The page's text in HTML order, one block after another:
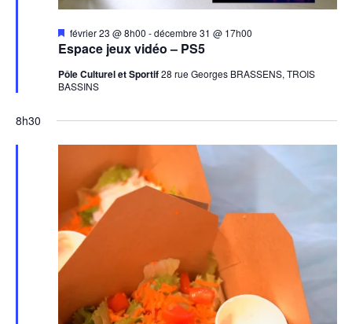
Espace jeux vidéo – PS5
Mis
en
avant
février 23 @ 8h00 -décembre 31 @ 17h00
Pôle Culturel et Sportif28 rue Georges BRASSENS, TROIS
BASSINS
8h30